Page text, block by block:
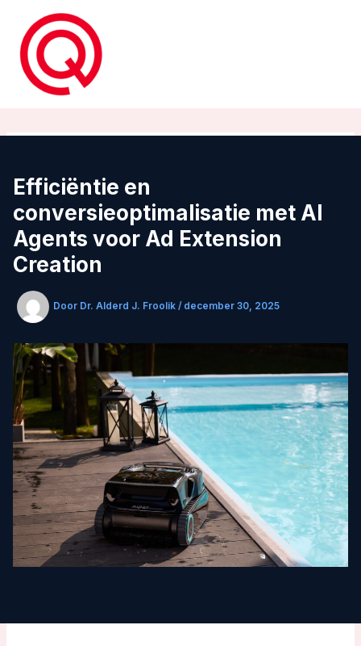
inhoud
Efficiëntie en
conversieoptimalisatie met AI
Agents voor Ad Extension
Creation
Door Dr. Alderd J. Froolik / december 30, 2025